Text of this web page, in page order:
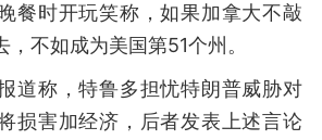
餐时开玩笑称，如果加拿大不敲
不如成为美国第51个州。
道称，特鲁多担忧特朗普威胁对
损害加经济，后者发表上述言论